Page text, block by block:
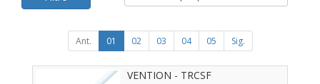
Ant. 01 02 03 04 05 Sig.
VENTION - TRCSF